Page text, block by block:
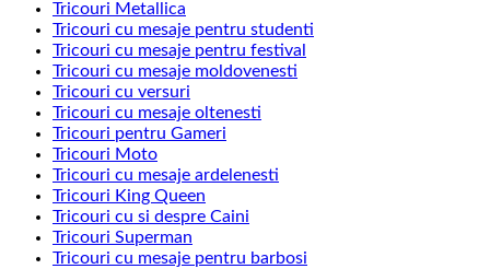
Tricouri Metallica
Tricouri cu mesaje pentru studenti
Tricouri cu mesaje pentru festival
Tricouri cu mesaje moldovenesti
Tricouri cu versuri
Tricouri cu mesaje oltenesti
Tricouri pentru Gameri
Tricouri Moto
Tricouri cu mesaje ardelenesti
Tricouri King Queen
Tricouri cu si despre Caini
Tricouri Superman
Tricouri cu mesaje pentru barbosi